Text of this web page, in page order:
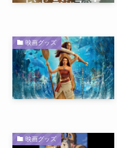
映画グッズ
映画グッズ